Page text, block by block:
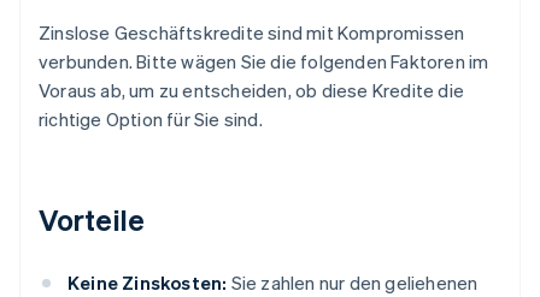
Zinslose Geschäftskredite sind mit Kompromissen
verbunden. Bitte wägen Sie die folgenden Faktoren im
Voraus ab, um zu entscheiden, ob diese Kredite die
richtige Option für Sie sind.
Vorteile
Keine Zinskosten: Sie zahlen nur den geliehenen